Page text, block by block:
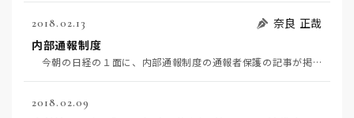
2018.02.13
奈良 正哉
内部通報制度
今朝の日経の１面に、内部通報制度の通報者保護の記事が掲載されている。内部通報で不祥事が発覚するケー…
2018.02.09